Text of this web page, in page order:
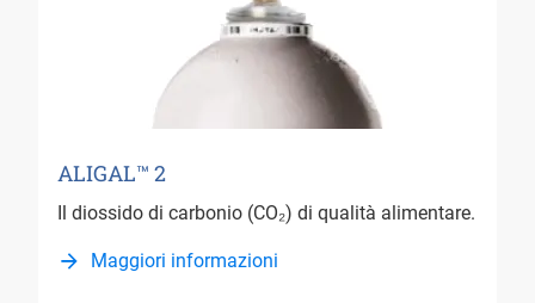
ALIGAL™ 2
Il diossido di carbonio (CO₂) di qualità alimentare.
Maggiori informazioni